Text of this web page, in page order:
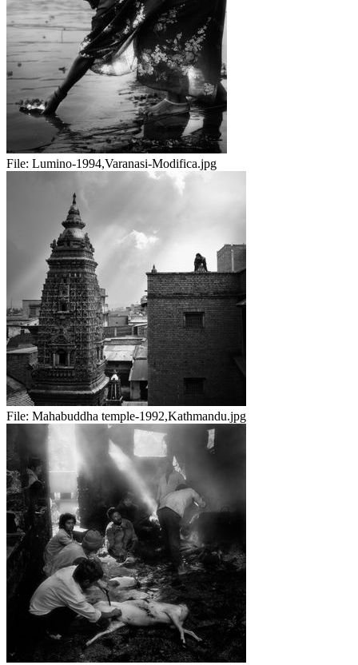
File: Lumino-1994,Varanasi-Modifica.jpg
File: Mahabuddha temple-1992,Kathmandu.jpg